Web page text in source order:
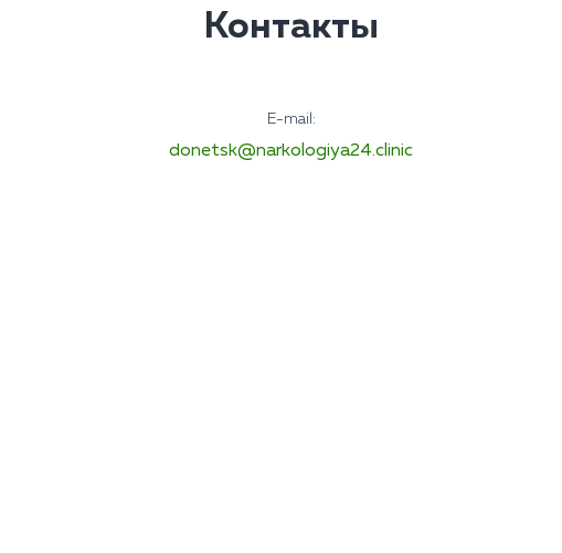
Контакты
E-mail:
donetsk@narkologiya24.clinic